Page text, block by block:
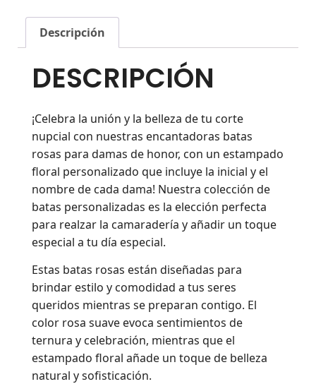
Descripción
DESCRIPCIÓN
¡Celebra la unión y la belleza de tu corte
nupcial con nuestras encantadoras batas
rosas para damas de honor, con un estampado
floral personalizado que incluye la inicial y el
nombre de cada dama! Nuestra colección de
batas personalizadas es la elección perfecta
para realzar la camaradería y añadir un toque
especial a tu día especial.
Estas batas rosas están diseñadas para
brindar estilo y comodidad a tus seres
queridos mientras se preparan contigo. El
color rosa suave evoca sentimientos de
ternura y celebración, mientras que el
estampado floral añade un toque de belleza
natural y sofisticación.